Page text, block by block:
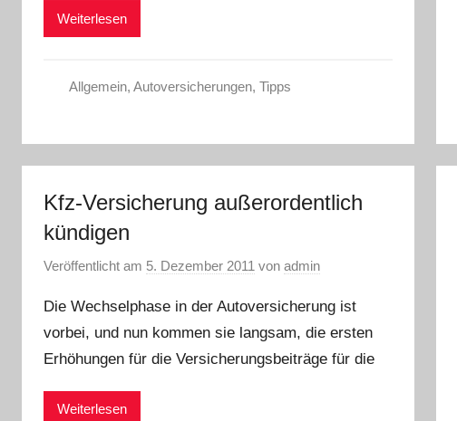
Weiterlesen
Allgemein, Autoversicherungen, Tipps
Kfz-Versicherung außerordentlich
kündigen
Veröffentlicht am 5. Dezember 2011 von admin
Die Wechselphase in der Autoversicherung ist
vorbei, und nun kommen sie langsam, die ersten
Erhöhungen für die Versicherungsbeiträge für die
Weiterlesen